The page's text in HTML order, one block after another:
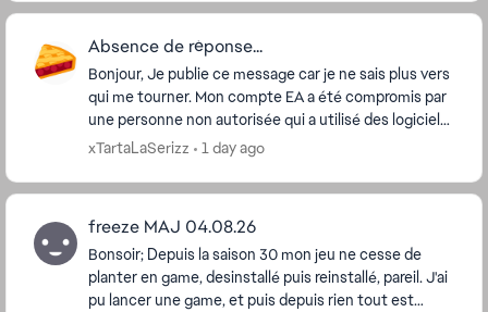
Absence de réponse...
Bonjour, Je publie ce message car je ne sais plus vers
qui me tourner. Mon compte EA a été compromis par
une personne non autorisée qui a utilisé des logiciels
de triche sur Apex Legends. J'a...
xTartaLaSerizz 1 day ago
freeze MAJ 04.08.26
Bonsoir; Depuis la saison 30 mon jeu ne cesse de
planter en game, desinstallé puis reinstallé, pareil. J'ai
pu lancer une game, et puis depuis rien tout est